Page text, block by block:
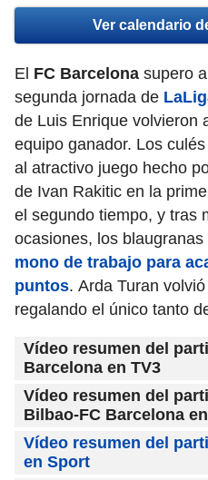
Ver calendario
El FC Barcelona supero al
segunda jornada de
de Luis Enrique volvieron
equipo ganador. Los
al atractivo juego hecho
de Ivan Rakitic en la
el segundo tiempo, y tras
ocasiones, los blaugranas
mono de trabajo para
puntos. Arda Turan
regalando el único tanto
Vídeo resumen del
Barcelona en TV3
Vídeo resumen del
Bilbao-FC Barcelona
Vídeo resumen del
en Sport